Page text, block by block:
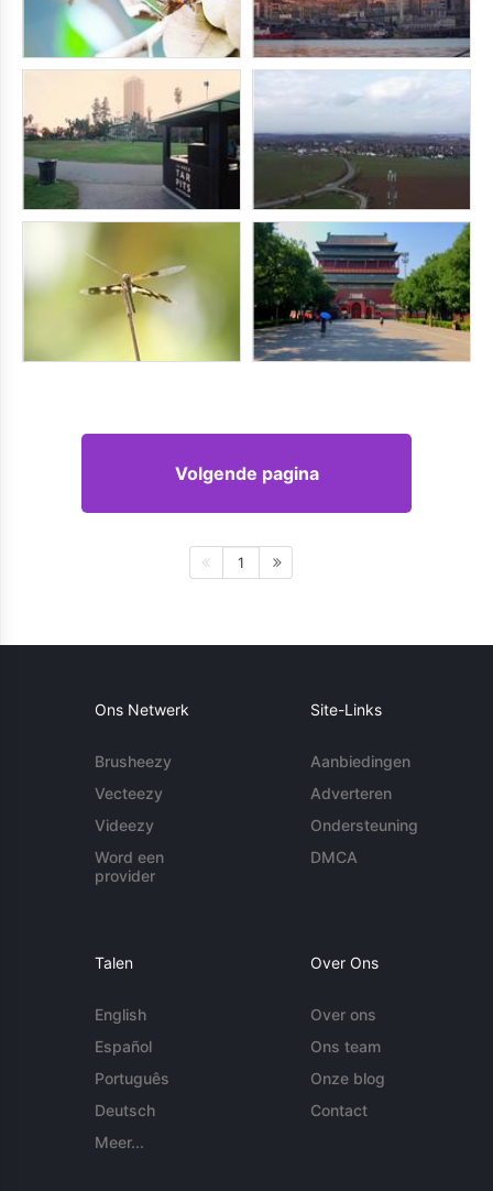
Volgende pagina
1
Ons Netwerk
Brusheezy
Vecteezy
Videezy
Word een
provider
Site-Links
Aanbiedingen
Adverteren
Ondersteuning
DMCA
Talen
English
Español
Português
Deutsch
Meer...
Over Ons
Over ons
Ons team
Onze blog
Contact